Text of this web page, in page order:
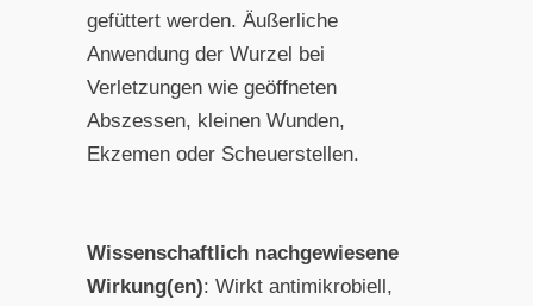
gefüttert werden. Äußerliche
Anwendung der Wurzel bei
Verletzungen wie geöffneten
Abszessen, kleinen Wunden,
Ekzemen oder Scheuerstellen.
Wissenschaftlich nachgewiesene
Wirkung(en): Wirkt antimikrobiell,